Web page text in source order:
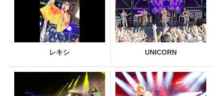
レキシ UNICORN